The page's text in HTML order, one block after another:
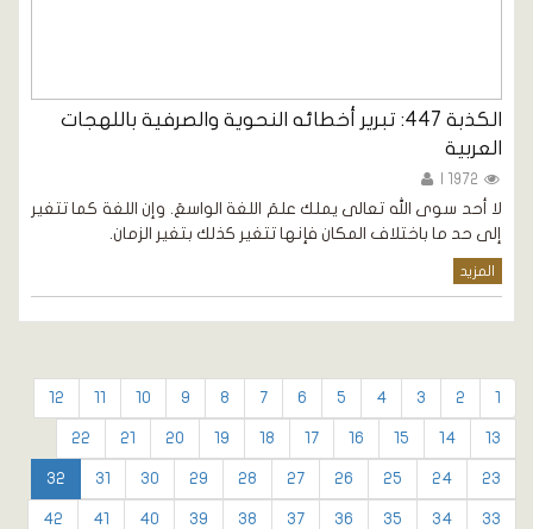
الكذبة 447: تبرير أخطائه النحوية والصرفية باللهجات
العربية
لا أحد سوى الله تعالى يملك علمَ اللغة الواسعَ. وإن اللغة كما تتغير
إلى حد ما باختلاف المكان فإنها تتغير كذلك بتغير الزمان.
المزيد
1
2
3
4
5
6
7
8
9
10
11
12
13
14
15
16
17
18
19
20
21
22
23
24
25
26
27
28
29
30
31
32
33
34
35
36
37
38
39
40
41
42